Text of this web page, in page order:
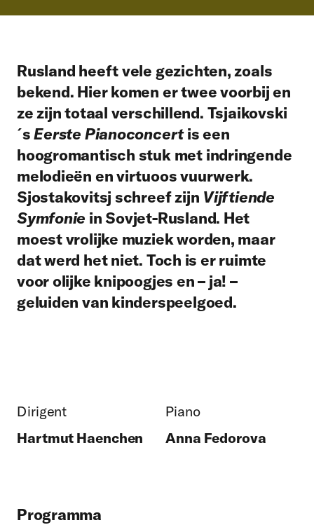
Rusland heeft vele gezichten, zoals
bekend. Hier komen er twee voorbij en
ze zijn totaal verschillend. Tsjaikovski
´sEerste Pianoconcertis een
hoogromantisch stuk met indringende
melodieën en virtuoos vuurwerk.
Sjostakovitsj schreef zijn Vijftiende
Symfonie in Sovjet-Rusland. Het
moest vrolijke muziek worden, maar
dat werd het niet. Toch is er ruimte
voor olijke knipoogjes en – ja! –
geluiden van kinderspeelgoed.
Dirigent
Hartmut Haenchen
Piano
Anna Fedorova
Programma